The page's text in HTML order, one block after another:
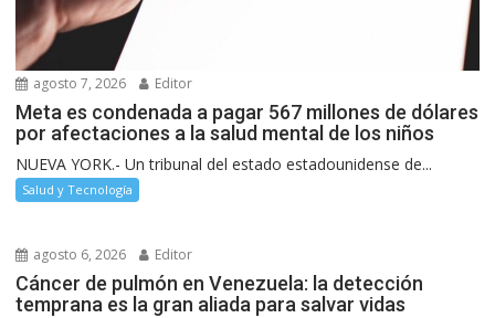
agosto 7, 2026 Editor
Meta es condenada a pagar 567 millones de dólares
por afectaciones a la salud mental de los niños
NUEVA YORK.- Un tribunal del estado estadounidense de...
Salud y Tecnología
agosto 6, 2026 Editor
Cáncer de pulmón en Venezuela: la detección
temprana es la gran aliada para salvar vidas